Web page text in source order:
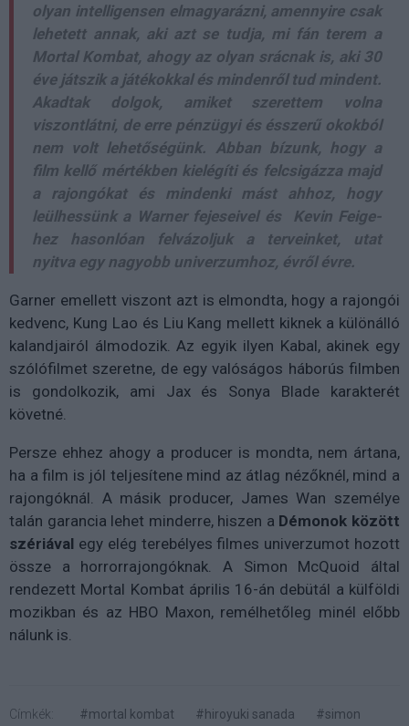
olyan intelligensen elmagyarázni, amennyire csak
lehetett annak, aki azt se tudja, mi fán terem a
Mortal Kombat, ahogy az olyan srácnak is, aki 30
éve játszik a játékokkal és mindenről tud mindent.
Akadtak dolgok, amiket szerettem volna
viszontlátni, de erre pénzügyi és ésszerű okokból
nem volt lehetőségünk. Abban bízunk, hogy a
film kellő mértékben kielégíti és felcsigázza majd
a rajongókat és mindenki mást ahhoz, hogy
leülhessünk a Warner fejeseivel és Kevin Feige-
hez hasonlóan felvázoljuk a terveinket, utat
nyitva egy nagyobb univerzumhoz, évről évre.
Garner emellett viszont azt is elmondta, hogy a rajongói
kedvenc, Kung Lao és Liu Kang mellett kiknek a különálló
kalandjairól álmodozik. Az egyik ilyen Kabal, akinek egy
szólófilmet szeretne, de egy valóságos háborús filmben
is gondolkozik, ami Jax és Sonya Blade karakterét
követné.
Persze ehhez ahogy a producer is mondta, nem ártana,
ha a film is jól teljesítene mind az átlag nézőknél, mind a
rajongóknál. A másik producer, James Wan személye
talán garancia lehet minderre, hiszen a Démonok között
szériával egy elég terebélyes filmes univerzumot hozott
össze a horrorrajongóknak. A Simon McQuoid által
rendezett Mortal Kombat április 16-án debütál a külföldi
mozikban és az HBO Maxon, remélhetőleg minél előbb
nálunk is.
Címkék: #mortal kombat #hiroyuki sanada #simon